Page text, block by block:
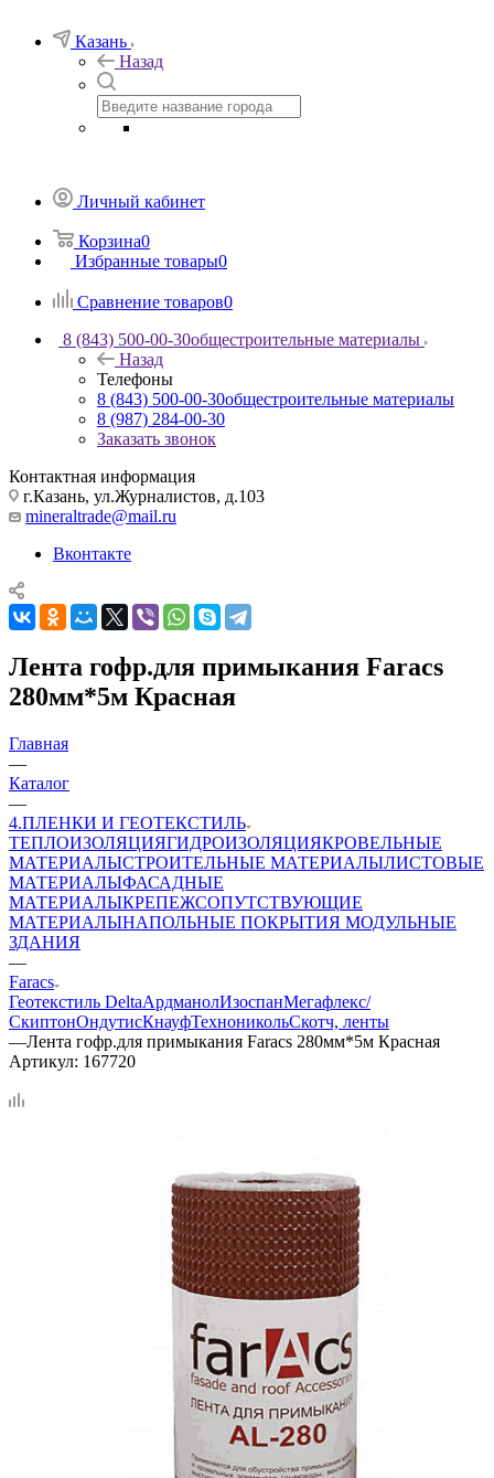
Казань
Назад
Личный кабинет
Корзина0
Избранные товары0
Сравнение товаров0
8 (843) 500-00-30общестроительные материалы
Назад
Телефоны
8 (843) 500-00-30общестроительные материалы
8 (987) 284-00-30
Заказать звонок
Контактная информация
г.Казань, ул.Журналистов, д.103
mineraltrade@mail.ru
Вконтакте
Лента гофр.для примыкания Faracs
280мм*5м Красная
Главная
—
Каталог
—
4.ПЛЕНКИ И ГЕОТЕКСТИЛЬ
ТЕПЛОИЗОЛЯЦИЯГИДРОИЗОЛЯЦИЯКРОВЕЛЬНЫЕ
МАТЕРИАЛЫСТРОИТЕЛЬНЫЕ МАТЕРИАЛЫЛИСТОВЫЕ
МАТЕРИАЛЫФАСАДНЫЕ
МАТЕРИАЛЫКРЕПЕЖСОПУТСТВУЮЩИЕ
МАТЕРИАЛЫНАПОЛЬНЫЕ ПОКРЫТИЯ МОДУЛЬНЫЕ
ЗДАНИЯ
—
Faracs
Геотекстиль DeltaАрдманолИзоспанМегафлекс/
СкиптонОндутисКнауфТехноникольСкотч, ленты
—Лента гофр.для примыкания Faracs 280мм*5м Красная
Артикул: 167720